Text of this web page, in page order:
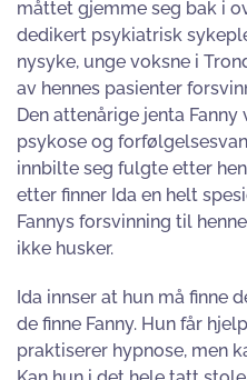
måttet gjemme seg bak i
dedikert psykiatrisk
nysyke, unge voksne i
av hennes pasienter
Den attenårige jenta
psykose og
innbilte seg fulgte etter
etter finner Ida en helt
Fannys forsvinning til
ikke husker.
Ida innser at hun må finne
de finne Fanny. Hun får
praktiserer hypnose, men